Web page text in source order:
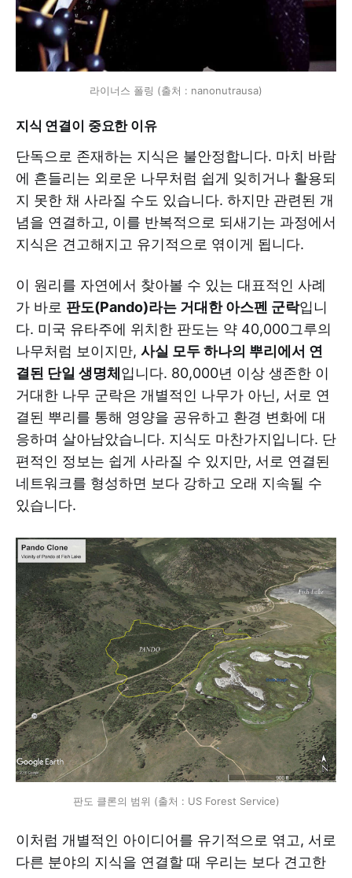
라이너스 폴링 (출처 : nanonutrausa)
지식 연결이 중요한 이유
단독으로 존재하는 지식은 불안정합니다. 마치 바람
에 흔들리는 외로운 나무처럼 쉽게 잊히거나 활용되
지 못한 채 사라질 수도 있습니다. 하지만 관련된 개
념을 연결하고, 이를 반복적으로 되새기는 과정에서
지식은 견고해지고 유기적으로 엮이게 됩니다.
이 원리를 자연에서 찾아볼 수 있는 대표적인 사례
가 바로 판도(Pando)라는 거대한 아스펜 군락입니
다. 미국 유타주에 위치한 판도는 약 40,000그루의
나무처럼 보이지만, 사실 모두 하나의 뿌리에서 연
결된 단일 생명체입니다. 80,000년 이상 생존한 이
거대한 나무 군락은 개별적인 나무가 아닌, 서로 연
결된 뿌리를 통해 영양을 공유하고 환경 변화에 대
응하며 살아남았습니다. 지식도 마찬가지입니다. 단
편적인 정보는 쉽게 사라질 수 있지만, 서로 연결된
네트워크를 형성하면 보다 강하고 오래 지속될 수
있습니다.
판도 클론의 범위 (출처 : US Forest Service)
이처럼 개별적인 아이디어를 유기적으로 엮고, 서로
다른 분야의 지식을 연결할 때 우리는 보다 견고한